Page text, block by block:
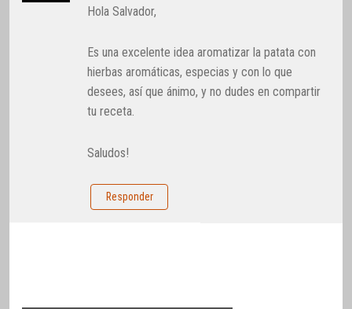
Hola Salvador,
Es una excelente idea aromatizar la patata con
hierbas aromáticas, especias y con lo que
desees, así que ánimo, y no dudes en compartir
tu receta.
Saludos!
Responder